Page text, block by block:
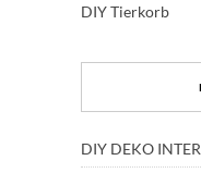
DIY Tierkorb
DIY DEKO